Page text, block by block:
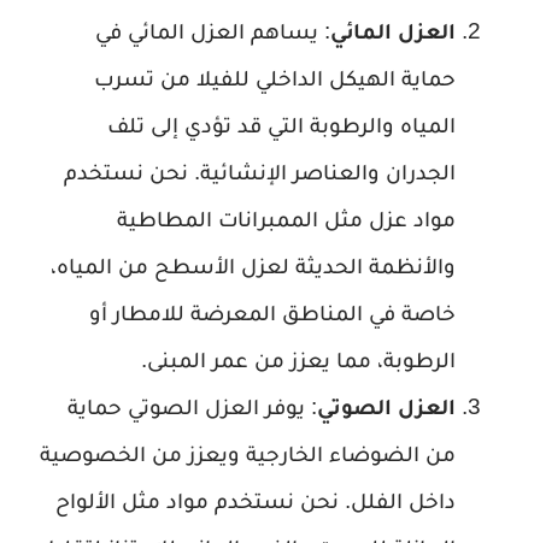
العزل المائي: يساهم العزل المائي في
حماية الهيكل الداخلي للفيلا من تسرب
المياه والرطوبة التي قد تؤدي إلى تلف
الجدران والعناصر الإنشائية. نحن نستخدم
مواد عزل مثل الممبرانات المطاطية
والأنظمة الحديثة لعزل الأسطح من المياه،
خاصة في المناطق المعرضة للامطار أو
الرطوبة، مما يعزز من عمر المبنى.
العزل الصوتي: يوفر العزل الصوتي حماية
من الضوضاء الخارجية ويعزز من الخصوصية
داخل الفلل. نحن نستخدم مواد مثل الألواح